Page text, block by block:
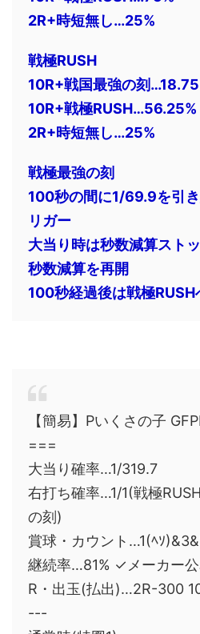
2R+時短無し…25%
戦極RUSH
10R+戦国最強の刻
10R+戦極RUSH…56.25%
2R+時短無し…25%
戦極最強の刻
100秒の間に1/69.9を引
リガー
大当り時は秒数減算スト
秒数減算を再開
100秒経過後は戦極RUSH
【簡易】Pいくさの子
===
大当り確率…1/319.7
右打ち確率…1/1(戦極
の刻)
賞球・カウント…1(ﾍｿ
継続率…81% ✓メーカー
R・出玉(払出)…2R-300
---